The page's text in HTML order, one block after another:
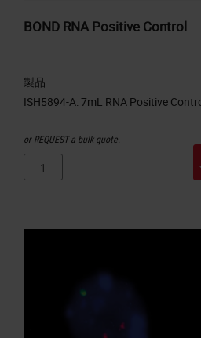
BOND RNA Positive Control
製品
orREQUESTa bulk quote.